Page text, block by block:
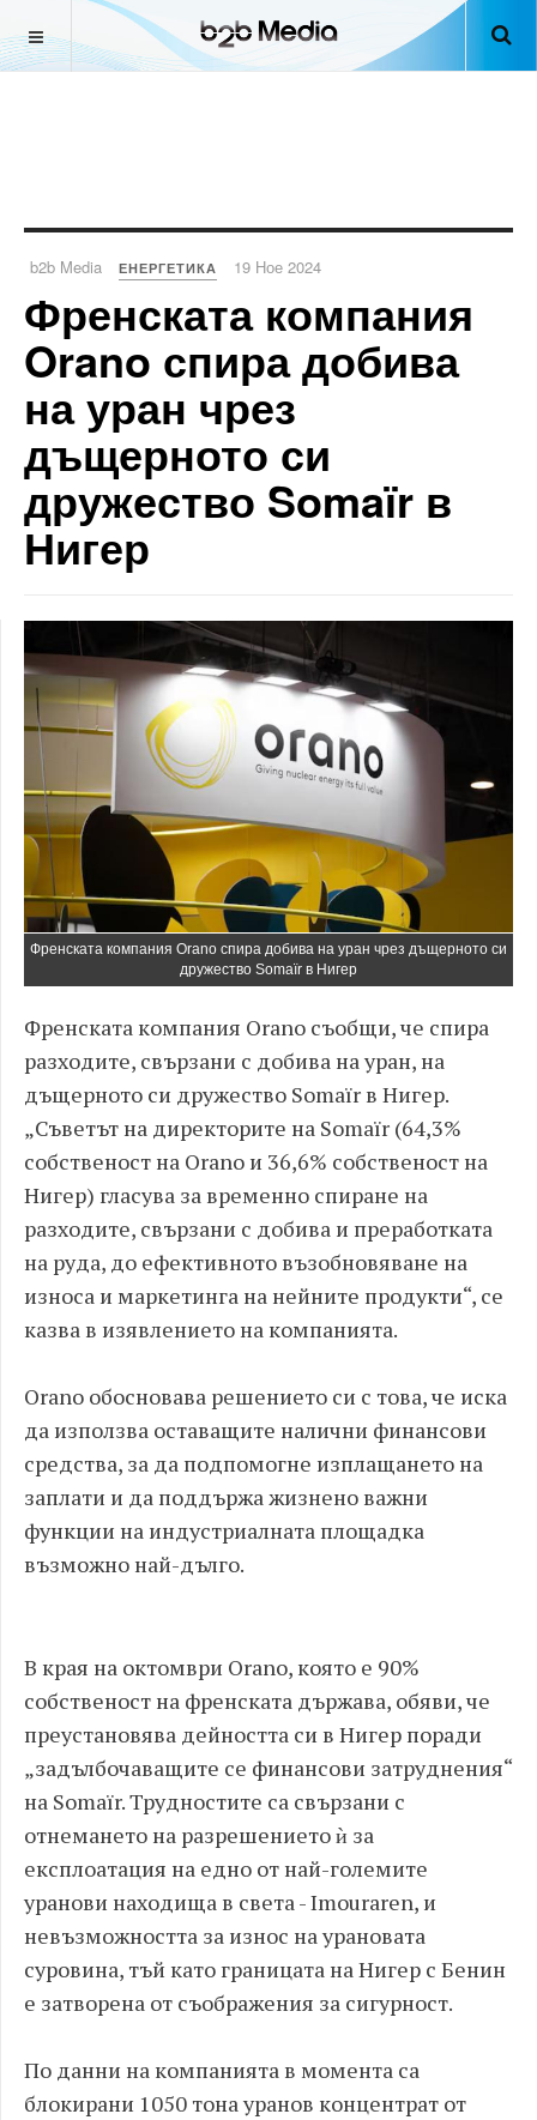
b2b Media ЕНЕРГЕТИКА 19 Ное 2024
Френската компания
Orano спира добива
на уран чрез
дъщерното си
дружество Somaïr в
Нигер
Френската компания Orano спира добива на уран чрез дъщерното си
дружество Somaïr в Нигер
Френската компания Orano съобщи, че спира
разходите, свързани с добива на уран, на
дъщерното си дружество Somaïr в Нигер.
„Съветът на директорите на Somaïr (64,3%
собственост на Orano и 36,6% собственост на
Нигер) гласува за временно спиране на
разходите, свързани с добива и преработката
на руда, до ефективното възобновяване на
износа и маркетинга на нейните продукти“, се
казва в изявлението на компанията.
Orano обосновава решението си с това, че иска
да използва оставащите налични финансови
средства, за да подпомогне изплащането на
заплати и да поддържа жизнено важни
функции на индустриалната площадка
възможно най-дълго.
В края на октомври Orano, която е 90%
собственост на френската държава, обяви, че
преустановява дейността си в Нигер поради
„задълбочаващите се финансови затруднения“
на Somaïr. Трудностите са свързани с
отнемането на разрешението ѝ за
експлоатация на едно от най-големите
уранови находища в света - Imouraren, и
невъзможността за износ на урановата
суровина, тъй като границата на Нигер с Бенин
е затворена от съображения за сигурност.
По данни на компанията в момента са
блокирани 1050 тона уранов концентрат от